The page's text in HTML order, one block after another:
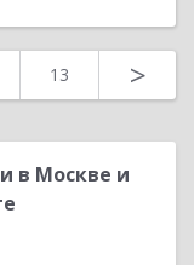
13 >
в Москве и